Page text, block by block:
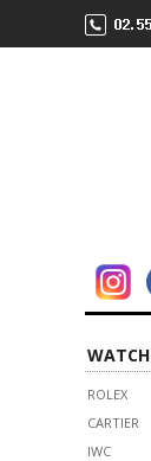
WATCH
ROLEX
CARTIER
IWC